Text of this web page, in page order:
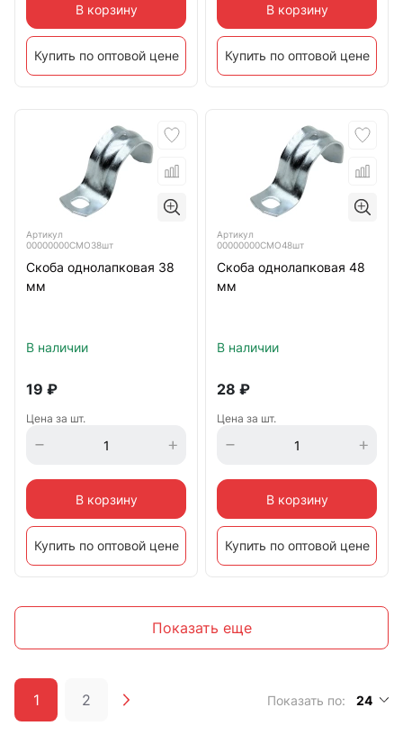
В корзину
Купить по оптовой цене
В корзину
Купить по оптовой цене
Артикул
00000000СМО38шт
Скоба однолапковая 38
мм
В наличии
19 ₽
Цена за шт.
В корзину
Купить по оптовой цене
Артикул
00000000СМО48шт
Скоба однолапковая 48
мм
В наличии
28 ₽
Цена за шт.
В корзину
Купить по оптовой цене
Показать еще
1 2 Показать по: 24